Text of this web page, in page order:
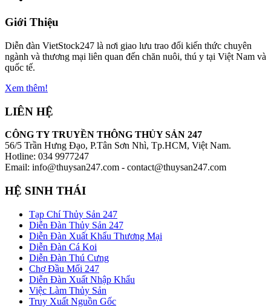
Giới Thiệu
Diễn đàn VietStock247 là nơi giao lưu trao đổi kiến thức chuyên
ngành và thương mại liên quan đến chăn nuôi, thú y tại Việt Nam và
quốc tế.
Xem thêm!
LIÊN HỆ
CÔNG TY TRUYỀN THÔNG THỦY SẢN 247
56/5 Trần Hưng Đạo, P.Tân Sơn Nhì, Tp.HCM, Việt Nam.
Hotline: 034 9977247
Email: info@thuysan247.com - contact@thuysan247.com
HỆ SINH THÁI
Tạp Chí Thủy Sản 247
Diễn Đàn Thủy Sản 247
Diễn Đàn Xuất Khẩu Thương Mại
Diễn Đàn Cá Koi
Diễn Đàn Thú Cưng
Chợ Đầu Mối 247
Diễn Đàn Xuất Nhập Khẩu
Việc Làm Thủy Sản
Truy Xuất Nguồn Gốc